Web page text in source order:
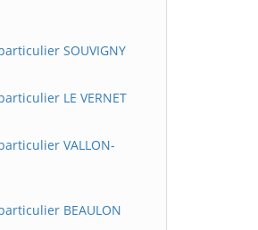
SOUVIGNY
LE VERNET
VALLON-
BEAULON